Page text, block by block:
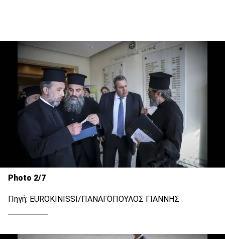
Photo 2/7
Πηγή: EUROKINISSI/ΠΑΝΑΓΟΠΟΥΛΟΣ ΓΙΑΝΝΗΣ